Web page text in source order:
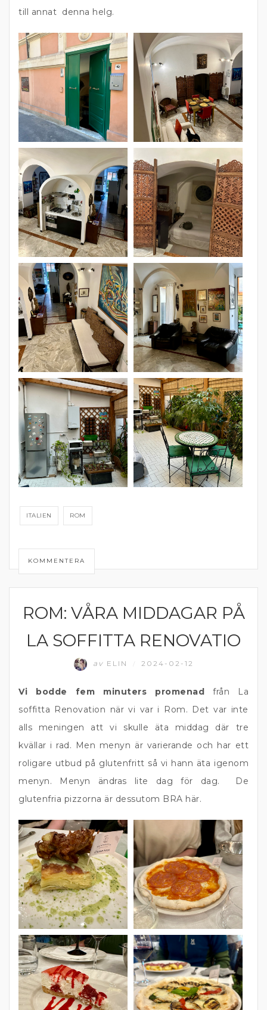
till annat denna helg.
ITALIEN ROM
KOMMENTERA
ITALIEN
ROM: VÅRA MIDDAGAR PÅ
LA SOFFITTA RENOVATIO
av ELIN 2024-02-12
Vi bodde fem minuters promenad från La
soffitta Renovation när vi var i Rom. Det var inte
alls meningen att vi skulle äta middag där tre
kvällar i rad. Men menyn är varierande och har ett
roligare utbud på glutenfritt så vi hann äta igenom
menyn. Menyn ändras lite dag för dag. De
glutenfria pizzorna är dessutom BRA här.